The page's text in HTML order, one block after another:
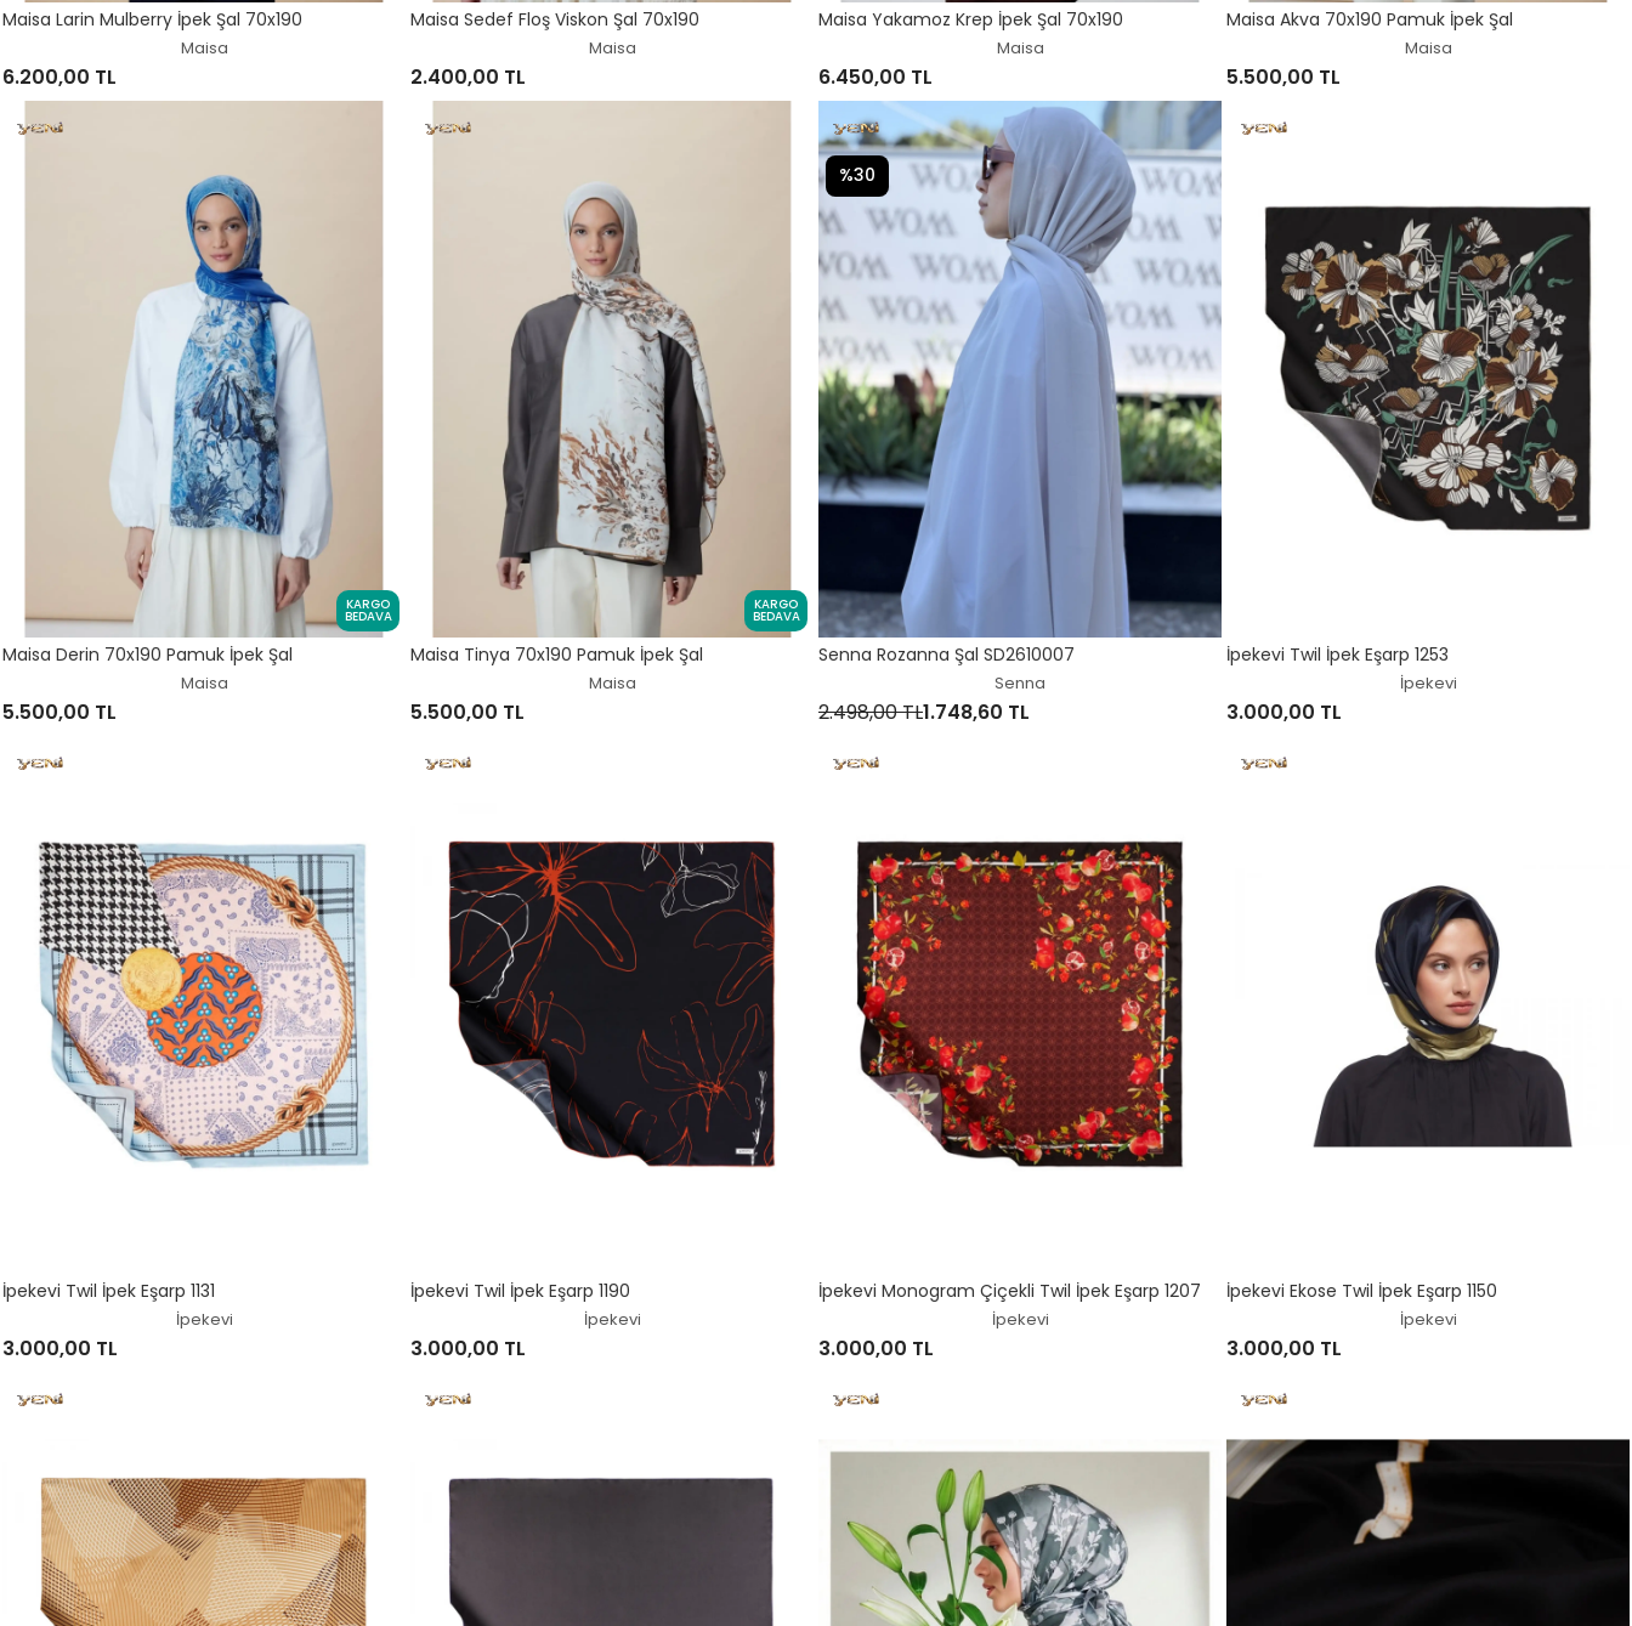
Maisa Larin Mulberry İpek Şal 70x190
Maisa
6.200,00 TL
Maisa Sedef Floş Viskon Şal 70x190
Maisa
2.400,00 TL
Maisa Yakamoz Krep İpek Şal 70x190
Maisa
6.450,00 TL
Maisa Akva 70x190 Pamuk İpek Şal
Maisa
5.500,00 TL
KARGO
BEDAVA
Maisa Derin 70x190 Pamuk İpek Şal
Maisa
5.500,00 TL
KARGO
BEDAVA
Maisa Tinya 70x190 Pamuk İpek Şal
Maisa
5.500,00 TL
Senna Rozanna Şal SD2610007
Senna
2.498,00 TL1.748,60 TL
%30
İpekevi Twil İpek Eşarp 1253
İpekevi
3.000,00 TL
İpekevi Twil İpek Eşarp 1131
İpekevi
3.000,00 TL
İpekevi Twil İpek Eşarp 1190
İpekevi
3.000,00 TL
İpekevi Monogram Çiçekli Twil İpek Eşarp 1207
İpekevi
3.000,00 TL
İpekevi Ekose Twil İpek Eşarp 1150
İpekevi
3.000,00 TL